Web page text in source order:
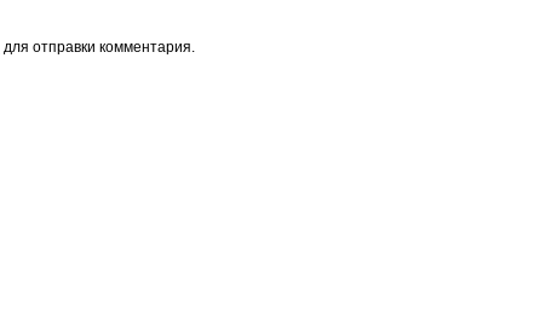
для отправки комментария.